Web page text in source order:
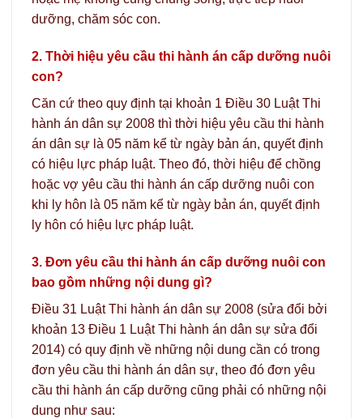
dưỡng, chăm sóc con.
2. Thời hiệu yêu cầu thi hành án cấp dưỡng nuôi
con?
Căn cứ theo quy định tại khoản 1 Điều 30 Luật Thi
hành án dân sự 2008 thì thời hiệu yêu cầu thi hành
án dân sự là 05 năm kể từ ngày bản án, quyết định
có hiệu lực pháp luật. Theo đó, thời hiệu để chồng
hoặc vợ yêu cầu thi hành án cấp dưỡng nuôi con
khi ly hôn là 05 năm kể từ ngày bản án, quyết định
ly hôn có hiệu lực pháp luật.
3. Đơn yêu cầu thi hành án cấp dưỡng nuôi con
bao gồm những nội dung gì?
Điều 31 Luật Thi hành án dân sự 2008 (sửa đổi bởi
khoản 13 Điều 1 Luật Thi hành án dân sự sửa đổi
2014) có quy định về những nội dung cần có trong
đơn yêu cầu thi hành án dân sự, theo đó đơn yêu
cầu thi hành án cấp dưỡng cũng phải có những nội
dung như sau: